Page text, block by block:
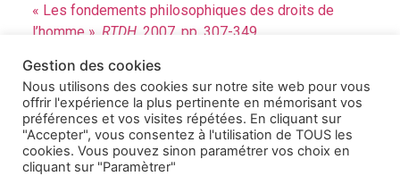
« Les fondements philosophiques des droits de
l’homme », RTDH, 2007, pp. 307-349
« Le pain amer de l’exil », revue en ligne
l’exil , 14 février 2012
Video
Gestion des cookies
Nous utilisons des cookies sur notre site web pour vous
offrir l'expérience la plus pertinente en mémorisant vos
préférences et vos visites répétées. En cliquant sur
"Accepter", vous consentez à l'utilisation de TOUS les
cookies. Vous pouvez sinon paramétrer vos choix en
cliquant sur "Paramètrer"